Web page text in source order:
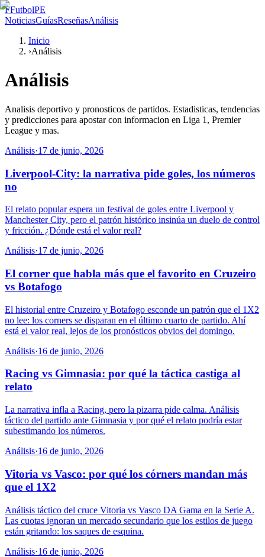
FFutbolPE
NoticiasGuíasReseñasAnálisis
Inicio
›Análisis
Análisis
Analisis deportivo y pronosticos de partidos. Estadisticas, tendencias
y predicciones para apostar con informacion en Liga 1, Premier
League y mas.
Análisis·17 de junio, 2026
Liverpool-City: la narrativa pide goles, los números
no
El relato popular espera un festival de goles entre Liverpool y
Manchester City, pero el patrón histórico insinúa un duelo de control
y fricción. ¿Dónde está el valor real?
Análisis·17 de junio, 2026
El corner que habla más que el favorito en Cruzeiro
vs Botafogo
El historial entre Cruzeiro y Botafogo esconde un patrón que el 1X2
no lee: los corners se disparan en el último cuarto de partido. Ahí
está el valor real, lejos de los pronósticos obvios del domingo.
Análisis·16 de junio, 2026
Racing vs Gimnasia: por qué la táctica castiga al
relato
La narrativa infla a Racing, pero la pizarra pide calma. Análisis
táctico del partido ante Gimnasia y por qué el relato podría estar
subestimando los números.
Análisis·16 de junio, 2026
Vitoria vs Vasco: por qué los córners mandan más
que el 1X2
Análisis táctico del cruce Vitoria vs Vasco DA Gama en la Serie A.
Las cuotas ignoran un mercado secundario que los estilos de juego
están gritando: los saques de esquina.
Análisis·16 de junio, 2026